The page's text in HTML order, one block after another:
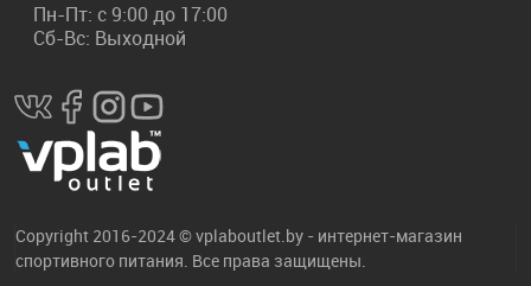
Пн-Пт: с 9:00 до 17:00
Сб-Вс: Выходной
Copyright 2016-2024 © vplaboutlet.by - интернет-магазин
спортивного питания. Все права защищены.